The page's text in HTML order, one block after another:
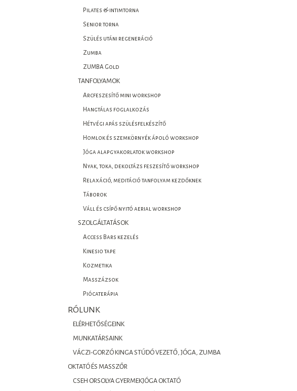
Pilates & intimtorna
Senior torna
Szülés utáni regeneráció
Zumba
ZUMBA Gold
TANFOLYAMOK
Arcfeszesítő mini workshop
Hangtálas foglalkozás
Hétvégi apás szülésfelkészítő
Homlok és szemkörnyék ápoló workshop
Jóga alapgyakorlatok workshop
Nyak, toka, dekoltázs feszesítő workshop
Relaxáció, meditáció tanfolyam kezdőknek
Táborok
Váll és csípő nyitó aerial workshop
SZOLGÁLTATÁSOK
Access Bars kezelés
Kinesio tape
Kozmetika
Masszázsok
Piócaterápia
RÓLUNK
ELÉRHETŐSÉGEINK
MUNKATÁRSAINK
VÁCZI-GORZÓ KINGA STÚDÓ VEZETŐ, JÓGA, ZUMBA
OKTATÓ ÉS MASSZŐR
CSEH ORSOLYA GYERMEKJÓGA OKTATÓ